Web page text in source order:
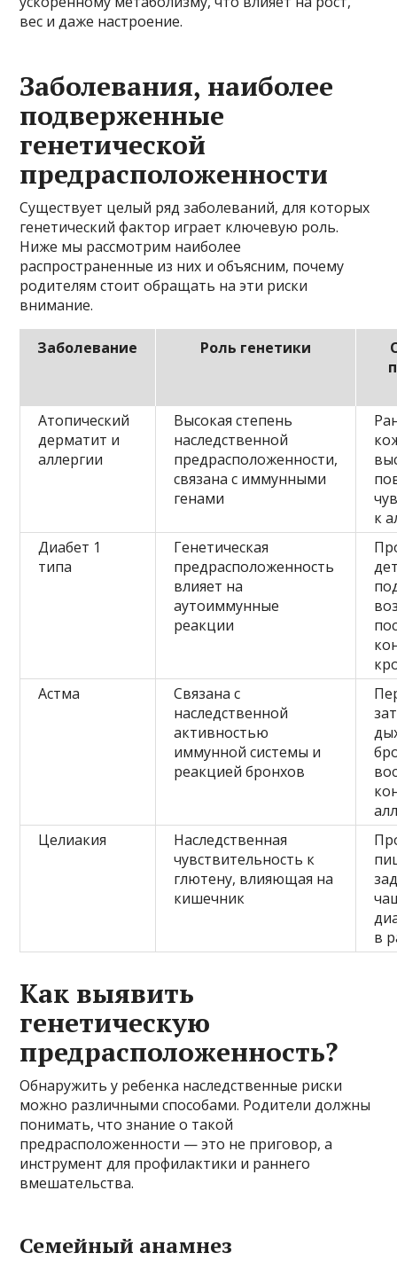
вес и даже настроение.
Заболевания, наиболее
подверженные
генетической
предрасположенности
Существует целый ряд заболеваний, для которых
генетический фактор играет ключевую роль.
Ниже мы рассмотрим наиболее
распространенные из них и объясним, почему
родителям стоит обращать на эти риски
внимание.
Заболевание Роль генетики
Атопический
дерматит и
аллергии
Высокая степень
наследственной
предрасположенности,
связана с иммунными
генами
к
Диабет 1
типа
Генетическая
предрасположенность
влияет на
аутоиммунные
реакции
Астма
Связана с
наследственной
активностью
иммунной системы и
реакцией бронхов
Целиакия
Наследственная
чувствительность к
глютену, влияющая на
кишечник
в
Как выявить
генетическую
предрасположенность?
Обнаружить у ребенка наследственные риски
можно различными способами. Родители должны
понимать, что знание о такой
предрасположенности — это не приговор, а
инструмент для профилактики и раннего
вмешательства.
Семейный анамнез